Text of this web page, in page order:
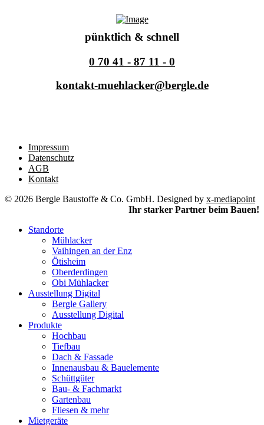
pünktlich & schnell
0 70 41 - 87 11 - 0
kontakt-muehlacker@bergle.de
Impressum
Datenschutz
AGB
Kontakt
© 2026 Bergle Baustoffe & Co. GmbH. Designed by x-mediapoint
Ihr starker Partner beim Bauen!
Standorte
Mühlacker
Vaihingen an der Enz
Ötisheim
Oberderdingen
Obi Mühlacker
Ausstellung Digital
Bergle Gallery
Ausstellung Digital
Produkte
Hochbau
Tiefbau
Dach & Fassade
Innenausbau & Bauelemente
Schüttgüter
Bau- & Fachmarkt
Gartenbau
Fliesen & mehr
Mietgeräte